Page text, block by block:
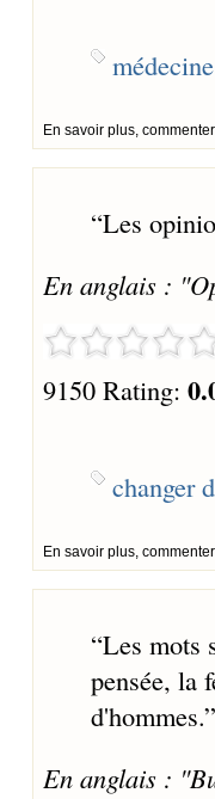
médecine
En savoir plus, commenter
“Les
En anglais :
9150 Rating:
changer
En savoir plus, commenter
“Les mots
pensée, la
d'hommes.”
En anglais :